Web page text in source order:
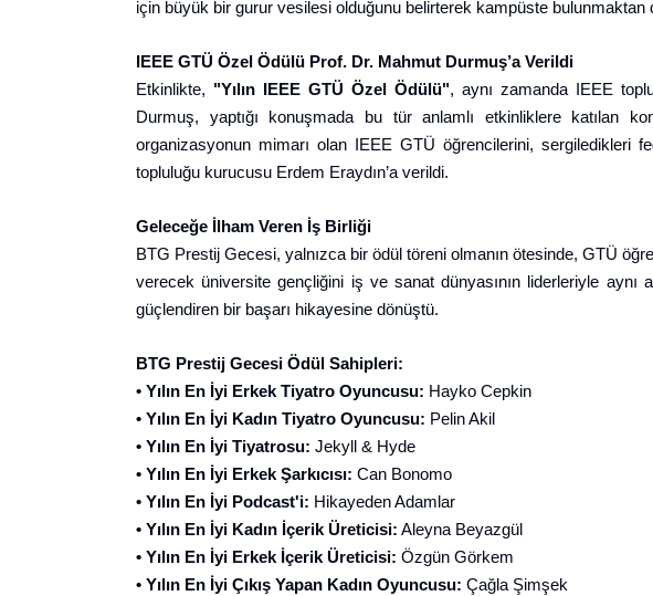
için büyük bir gurur vesilesi olduğunu belirterek kampüste bulunmaktan
IEEE GTÜ Özel Ödülü Prof. Dr. Mahmut Durmuş’a Verildi
Etkinlikte, "Yılın IEEE GTÜ Özel Ödülü", aynı zamanda IEEE
Durmuş, yaptığı konuşmada bu tür anlamlı etkinliklere katılan
organizasyonun mimarı olan IEEE GTÜ öğrencilerini, sergiledikleri
topluluğu kurucusu Erdem Eraydın’a verildi.
Geleceğe İlham Veren İş Birliği
BTG Prestij Gecesi, yalnızca bir ödül töreni olmanın ötesinde, GTÜ
verecek üniversite gençliğini iş ve sanat dünyasının liderleriyle
güçlendiren bir başarı hikayesine dönüştü.
BTG Prestij Gecesi Ödül Sahipleri:
• Yılın En İyi Erkek Tiyatro Oyuncusu: Hayko Cepkin
• Yılın En İyi Kadın Tiyatro Oyuncusu: Pelin Akil
• Yılın En İyi Tiyatrosu: Jekyll & Hyde
• Yılın En İyi Erkek Şarkıcısı: Can Bonomo
• Yılın En İyi Podcast'i: Hikayeden Adamlar
• Yılın En İyi Kadın İçerik Üreticisi: Aleyna Beyazgül
• Yılın En İyi Erkek İçerik Üreticisi: Özgün Görkem
• Yılın En İyi Çıkış Yapan Kadın Oyuncusu: Çağla Şimşek